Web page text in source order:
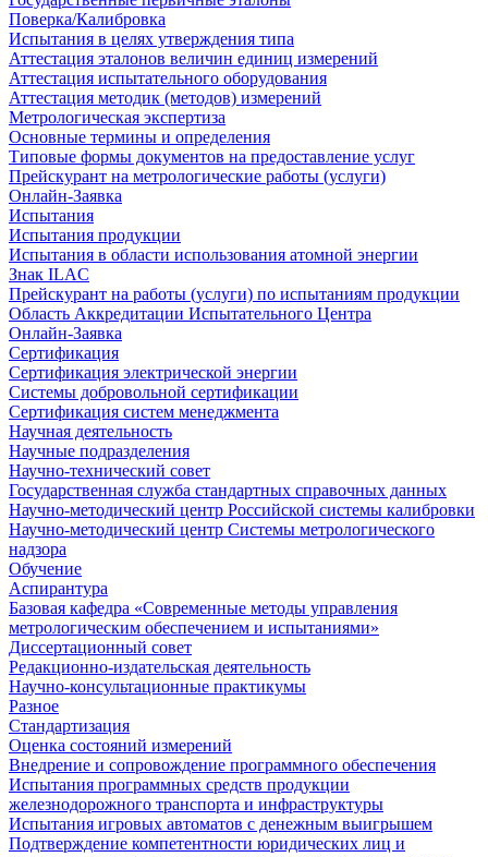
Поверка/Калибровка
Испытания в целях утверждения типа
Аттестация эталонов величин единиц измерений
Аттестация испытательного оборудования
Аттестация методик (методов) измерений
Метрологическая экспертиза
Основные термины и определения
Типовые формы документов на предоставление услуг
Прейскурант на метрологические работы (услуги)
Онлайн-Заявка
Испытания
Испытания продукции
Испытания в области использования атомной энергии
Знак ILAC
Прейскурант на работы (услуги) по испытаниям продукции
Область Аккредитации Испытательного Центра
Онлайн-Заявка
Сертификация
Сертификация электрической энергии
Системы добровольной сертификации
Сертификация систем менеджмента
Научная деятельность
Научные подразделения
Научно-технический совет
Государственная служба стандартных справочных данных
Научно-методический центр Российской системы калибровки
Научно-методический центр Системы метрологического
надзора
Обучение
Аспирантура
Базовая кафедра «Современные методы управления
метрологическим обеспечением и испытаниями»
Диссертационный совет
Редакционно-издательская деятельность
Научно-консультационные практикумы
Разное
Стандартизация
Оценка состояний измерений
Внедрение и сопровождение программного обеспечения
Испытания программных средств продукции
железнодорожного транспорта и инфраструктуры
Испытания игровых автоматов с денежным выигрышем
Подтверждение компетентности юридических лиц и